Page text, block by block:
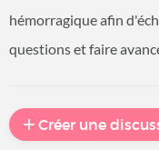
hémorragique afin
questions et faire
Créer une